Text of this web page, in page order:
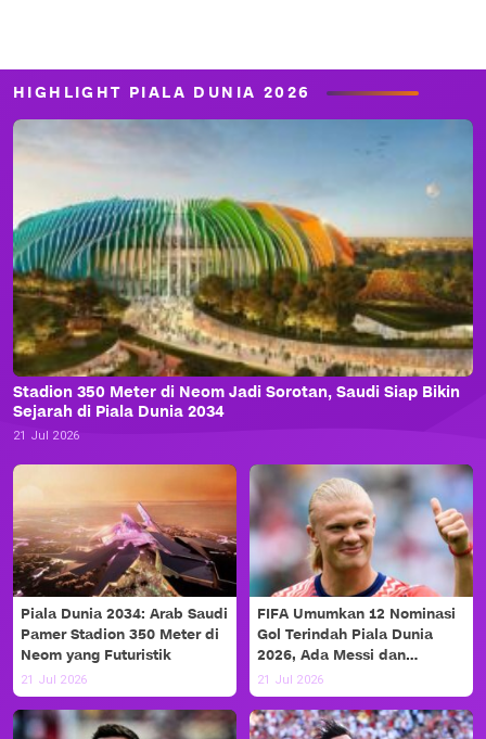
HIGHLIGHT PIALA DUNIA 2026
Stadion 350 Meter di Neom Jadi Sorotan, Saudi Siap Bikin
Sejarah di Piala Dunia 2034
21 Jul 2026
Piala Dunia 2034: Arab Saudi
Pamer Stadion 350 Meter di
Neom yang Futuristik
21 Jul 2026
FIFA Umumkan 12 Nominasi
Gol Terindah Piala Dunia
2026, Ada Messi dan
Haaland!
21 Jul 2026